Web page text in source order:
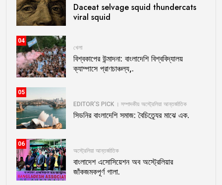
Daceat selvage squid thundercats
viral squid
04
খেলা
বিশ্বকাপের উন্মাদনা: বাংলাদেশি বিশ্ববিদ্যালয়
ক্যাম্পাসে প্রাণচাঞ্চল্য,.
05
EDITOR'S PICK । সম্পাদকীয় অস্ট্রেলিয়া আন্তর্জাতিক
সিডনির বাংলাদেশি সমাজ: বৈচিত্র্যের মাঝে এক.
06
অস্ট্রেলিয়া আন্তর্জাতিক
বাংলাদেশ এসোসিয়েশন অব অস্ট্রেলিয়ার
জাঁকজমকপূর্ণ গালা.